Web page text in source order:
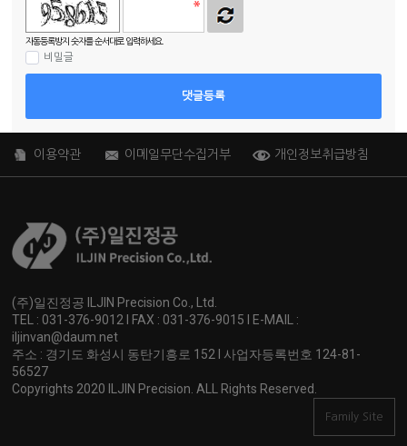
자동등록방지 숫자를 순서대로 입력하세요.
비밀글
댓글등록
이용약관 이메일무단수집거부 개인정보취급방침
(주)일진정공 ILJIN Precision Co., Ltd.
TEL : 031-376-9012 I FAX : 031-376-9015 I E-MAIL :
iljinvan@daum.net
주소 : 경기도 화성시 동탄기흥로 152 I 사업자등록번호 124-81-
56527
Copyrights 2020 ILJIN Precision. ALL Rights Reserved.
Family Site